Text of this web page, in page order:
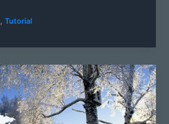
,Tutorial